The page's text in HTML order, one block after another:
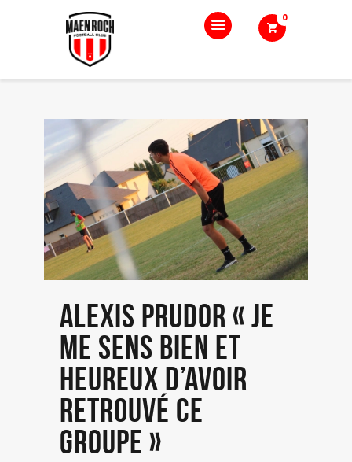
0
Accueil
Le club
Nos équipes
Boutique
Blog
Contact
Alexis Prudor « Je
me sens bien et
heureux d’avoir
retrouvé ce
groupe »